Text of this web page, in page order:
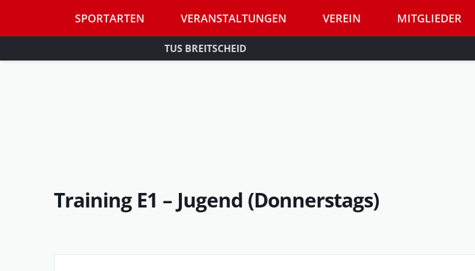
SPORTARTEN VERANSTALTUNGEN VEREIN MITGLIEDER
TUS BREITSCHEID
Training E1 – Jugend (Donnerstags)